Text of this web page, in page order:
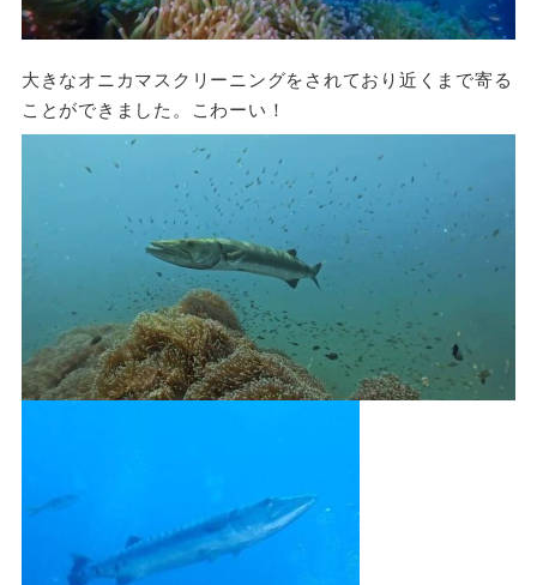
大きなオニカマスクリーニングをされており近くまで寄る
ことができました。こわーい！